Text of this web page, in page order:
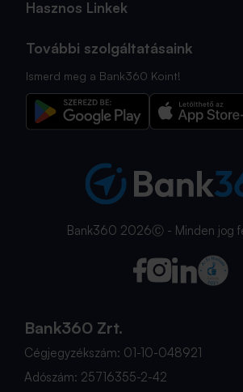
Hasznos Linkek
További szolgáltatásaink
Ismerd meg a Bank360 Koint!
Bank360 2026Ⓒ - Minden jog
Bank360 Zrt.
Cégjegyzékszám: 01-10-048921
Adószám: 25716355-2-42